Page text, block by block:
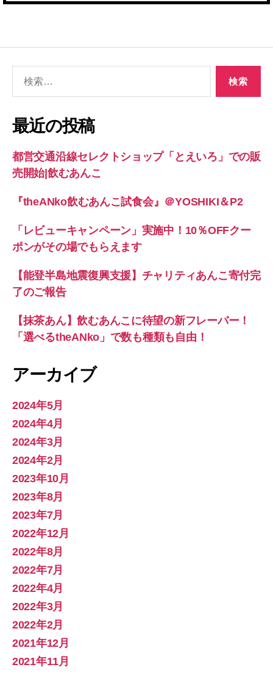
象:
最近の投稿
都営交通沿線セレクトショップ「とえいろ」での販
売開始|飲むあんこ
『theANko飲むあんこ試食会』＠YOSHIKI＆P2
「レビューキャンペーン」実施中！10％OFFクー
ポンがその場でもらえます
【能登半島地震復興支援】チャリティあんこ寄付完
了のご報告
【抹茶あん】飲むあんこに待望の新フレーバー！
「選べるtheANko」で数も種類も自由！
アーカイブ
2024年5月
2024年4月
2024年3月
2024年2月
2023年10月
2023年8月
2023年7月
2022年12月
2022年8月
2022年7月
2022年4月
2022年3月
2022年2月
2021年12月
2021年11月